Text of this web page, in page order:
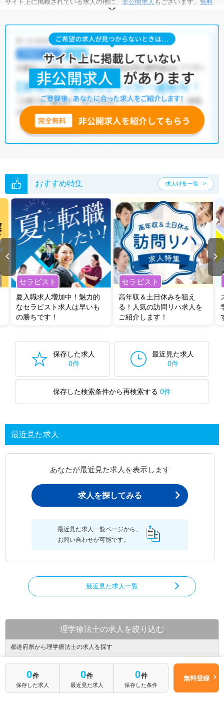
サイト上に掲載されている求人の他に、 非公開求人 もございます。 無料
にお申し込みいただくと、全求人からご希望条件に合
日野市の理学療法士求人では以下のような条件が人気です。
土日祝休・積極採用中・ 新卒OK ・ 正社員(正職員)
クリニック・介護福祉施設・訪問リハビリ(在宅医療)・
・保育園
他の条件でも人気の求人がございますので、「こだわり条件」から検索
いただくか、お気軽にお問い合わせください。
全国の理学療法士求人
無料転職支援サービス
にお申し込みいただくと、ご希望条件をヒアリン
グした上で求人をご提案いたします。
い。
おすすめ特集 求人特集一覧
セラピスト
夏入職求人増加中！魅力的
なセラピスト求人は早いも
の勝ちです！
セラピスト
高年収＆土日休みを狙え
る！人気の訪問リハ求人を
ご紹介します！
保存した求人
0件
最近見た求人
0件
保存した検索条件から再検索する 0件
最近見た求人
あなたが最近見た求人を表示します
求人を探してみる
最近見た求人一覧ページから、
お問い合わせが可能です。
最近見た求人一覧
0件
保存した求人
0件
最近見た求人
0件
保存した条件
無料登録
理学療法士の求人を絞り込む
都道府県から理学療法士の求人を探す
北海道 青森県
岩手県
宮城県
秋田県
福島県
茨城県
栃木県